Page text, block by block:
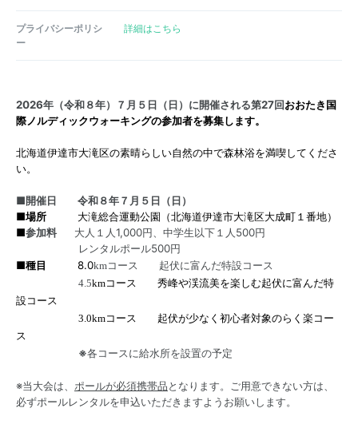
プライバシーポリシ
ー
詳細はこちら
2026年（令和８年）７月５日（日）に開催される第27回おおたき国
際ノルディックウォーキングの参加者を募集します。
北海道伊達市大滝区の素晴らしい自然の中で森林浴を満喫してくださ
い。
■開催日 令和８年７月５日（日）
■場所 大滝総合運動公園（北海道伊達市大滝区大成町１番地）
■参加料 大人１人1,000円、中学生以下１人500円
レンタルポール500円
■種目 8.0kmコース 起伏に富んだ特設コース
4.5kmコース 秀峰や渓流美を楽しむ起伏に富んだ特
設コース
3.0kmコース 起伏が少なく初心者対象のらく楽コー
ス
※各コースに給水所を設置の予定
※当大会は、 ポールが必須携帯品となります。ご用意できない方は、
必ずポールレンタルを申込いただきますようお願いします。